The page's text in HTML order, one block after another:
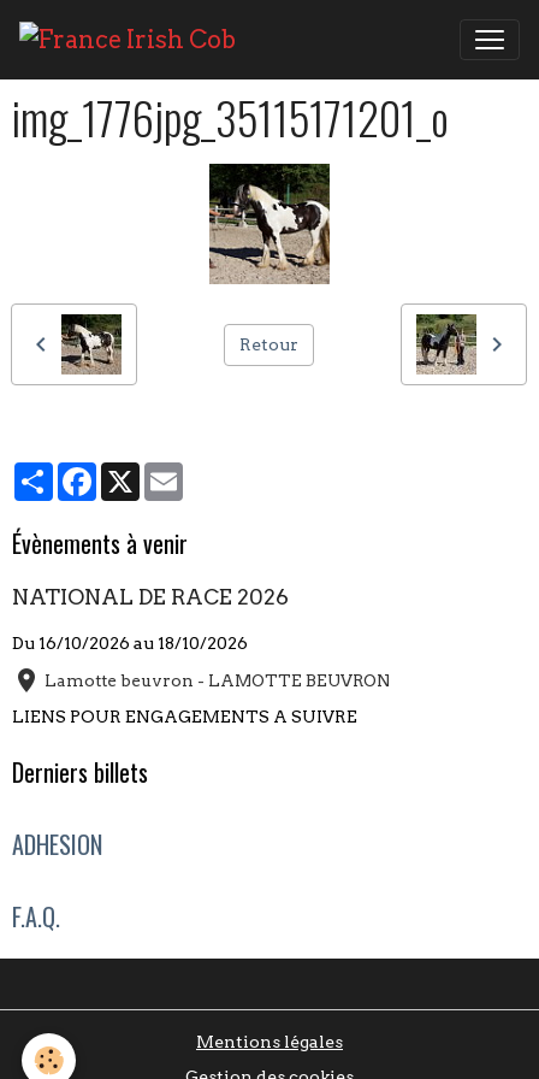
img_1776jpg_35115171201_o
Retour
PartagerFacebook
X
Évènements à venir
NATIONAL DE RACE 2026
Du 16/10/2026 au 18/10/2026
Lamotte beuvron - LAMOTTE BEUVRON
LIENS POUR ENGAGEMENTS A SUIVRE
Derniers billets
ADHESION
F.A.Q.
Mentions légales